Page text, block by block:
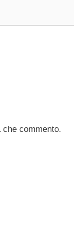
commento.